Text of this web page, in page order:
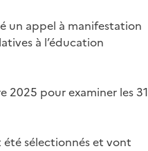
un appel à manifestation
à l’éducation
2025 pour examiner les 31
été sélectionnés et vont